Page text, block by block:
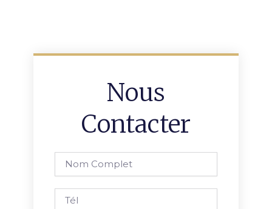
Nous
Contacter
complet